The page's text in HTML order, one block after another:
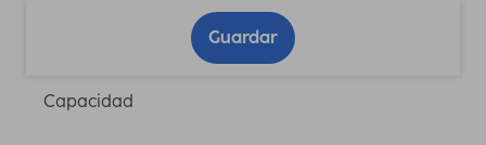
Guardar
Capacidad